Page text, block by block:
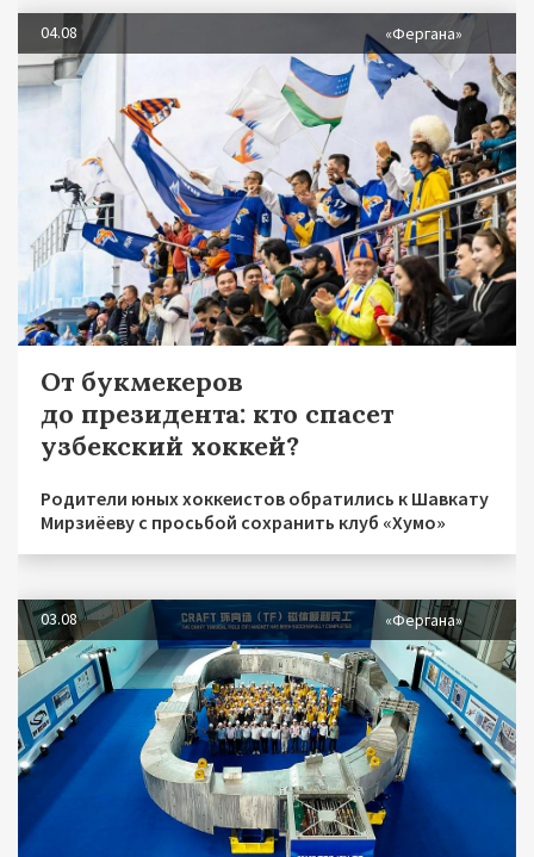
04.08 «Фергана»
От букмекеров
до президента: кто спасет
узбекский хоккей?
Родители юных хоккеистов обратились к Шавкату
Мирзиёеву с просьбой сохранить клуб «Хумо»
03.08 «Фергана»